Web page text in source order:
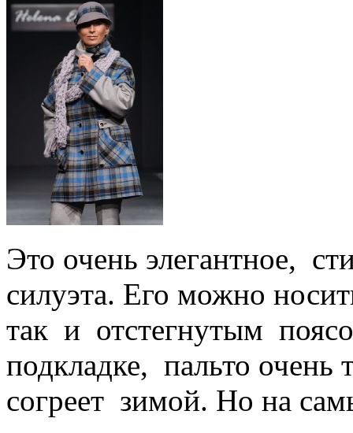
Это очень элегантное,
силуэта. Его можно
так и отстегнутым
подкладке, пальто очень
согреет зимой. Но на